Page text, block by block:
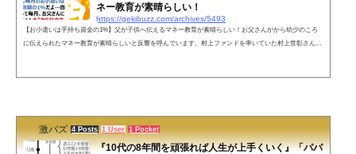
ネー教育が素晴らしい！
https://gekibuzz.com/archives/5493
【お小遣いは手持ち資金の1%】父が子供へ伝えるマネー教育が素晴らしい！お父さんがから幼少のころ
に伝えられたマネー教育が素晴らしいと反響を呼んでいます。村上ファンドを率いていた村上世彰さん
激バズ 4 Posts 1 User 1 Pocket
『10代の8年間を頑張れば人生が上手くいく』「パパ